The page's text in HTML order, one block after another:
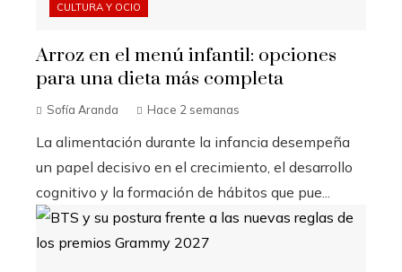
CULTURA Y OCIO
Arroz en el menú infantil: opciones
para una dieta más completa
Sofía Aranda Hace 2 semanas
La alimentación durante la infancia desempeña
un papel decisivo en el crecimiento, el desarrollo
cognitivo y la formación de hábitos que pue...